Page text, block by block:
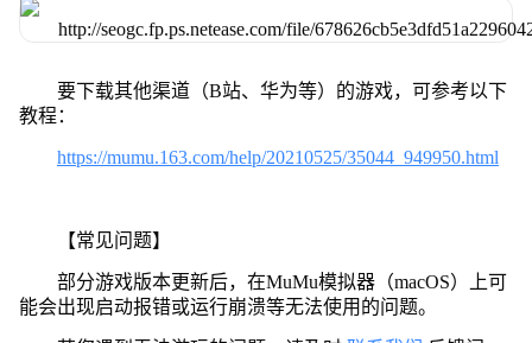
要下载其他渠道（B站、华为等）的游戏，可参考以下
教程：
https://mumu.163.com/help/20210525/35044_949950.html
【常见问题】
部分游戏版本更新后，在MuMu模拟器（macOS）上可
能会出现启动报错或运行崩溃等无法使用的问题。